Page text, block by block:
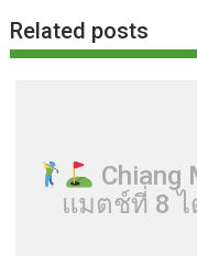
k
Related posts
Chiang
แมตช์ที่ 8